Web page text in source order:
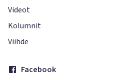
Videot
Kolumnit
Viihde
Facebook